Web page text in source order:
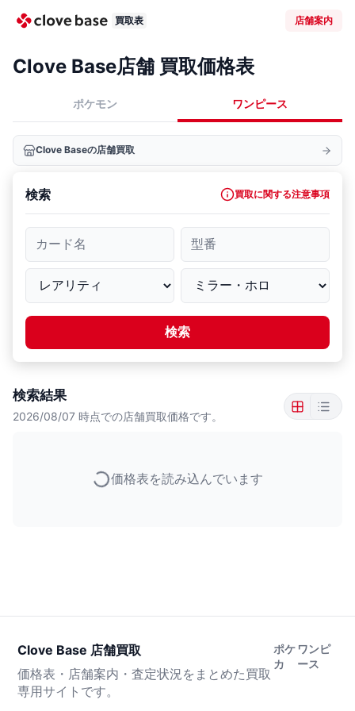
買取表 店舗案内
Clove Base店舗 買取価格表
ポケモン ワンピース
Clove Baseの店舗買取
検索 買取に関する注意事項
カード名 型番
検索
検索結果
2026/08/07 時点での店舗買取価格です。
価格表を読み込んでいます
Clove Base 店舗買取
価格表・店舗案内・査定状況をまとめた買取
専用サイトです。
ポケ
カ
ワンピ
ース